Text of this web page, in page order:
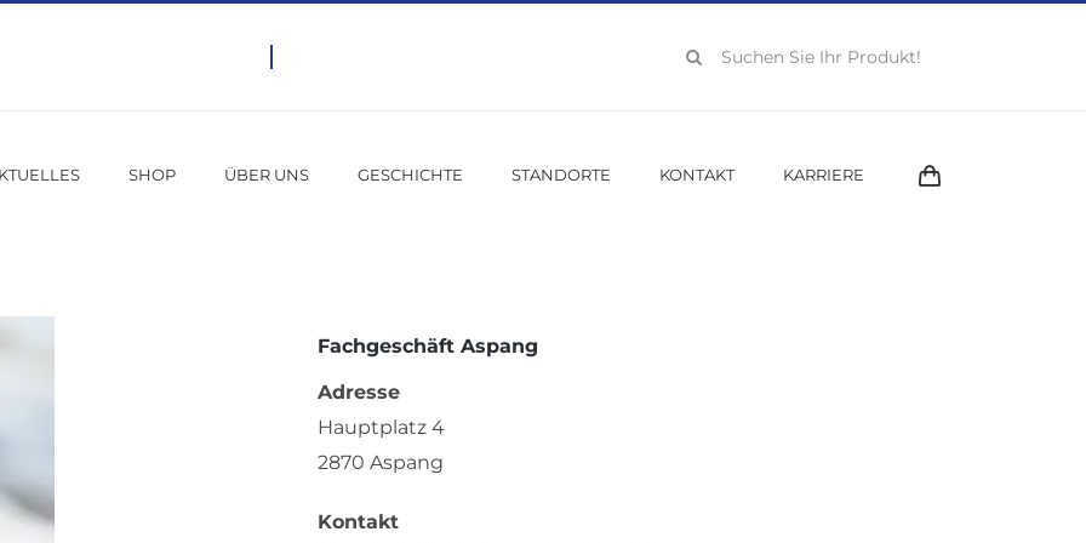
Suche
SHOP ÜBER UNS GESCHICHTE STANDORTE KONTAKT KARRIERE
Fachgeschäft Aspang
Adresse
Hauptplatz 4
2870 Aspang
Kontakt